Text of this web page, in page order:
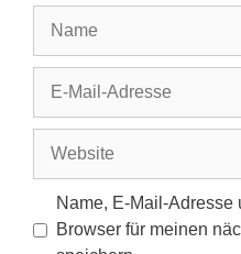
Adresse
Name, E-Mail-
Browser für meinen